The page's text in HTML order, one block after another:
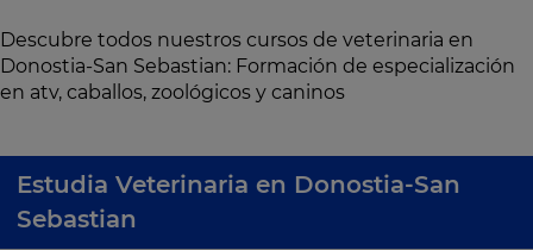
Descubre todos nuestros cursos de veterinaria en
Donostia-San Sebastian: Formación de especialización
en atv, caballos, zoológicos y caninos
Estudia Veterinaria en Donostia-San
Sebastian